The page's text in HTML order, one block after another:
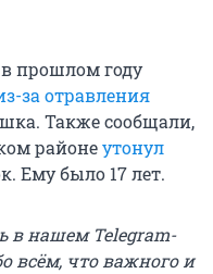
прошлом году
за отравления
Также сообщали,
районеутонул
Ему было 17 лет.
в нашем Telegram-
всём, что важного и